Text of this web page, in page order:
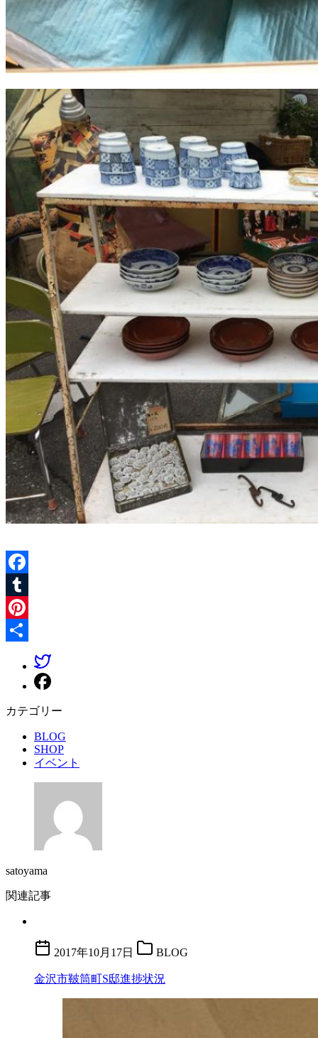
Facebook
Tumblr
Pinterest
カテゴリー
BLOG
SHOP
イベント
satoyama
関連記事
2017年10月17日 BLOG
金沢市鞁筒町S邸進捗状況